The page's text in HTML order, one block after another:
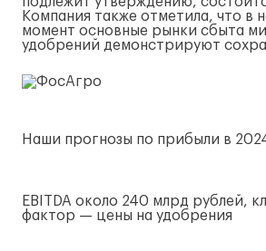
Компания также отметила, что в
момент основные рынки сбыта
удобрений демонстрируют
Наши прогнозы по прибыли в
EBITDA около 240 млрд рублей,
фактор — цены на удобрения